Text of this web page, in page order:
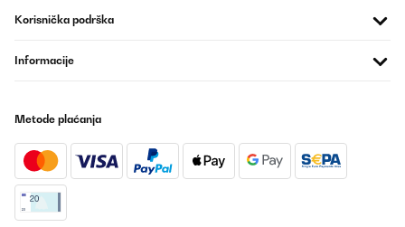
klein.Fazit:Klein, cool und absolut zuverlässig. Für mich der
perfekte Mini-Fridge – mein Red Bull war noch nie so stilvoll
Amazon-Benutzer
POTVRĐENI PREGLED
25/09/2025
Sieht gut aus, die gewünschte Gradzahl ist leicht einstellbar und
es geht viel mehr rein als in einen einfachen Kühlschrank.
Korisnička podrška
Informacije
Metode plaćanja